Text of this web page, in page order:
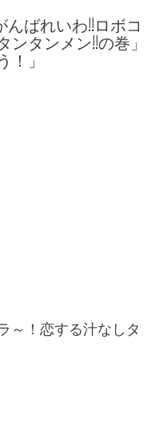
んばれいわ!!ロボコ
タンメン!!の巻」
！」
～！恋する汁なしタ